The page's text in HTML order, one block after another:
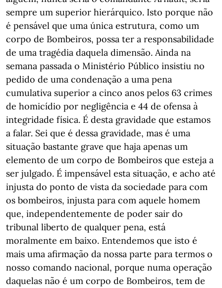
sempre um superior hierárquico. Isto porque não
é pensável que uma única estrutura, como um
corpo de Bombeiros, possa ter a responsabilidade
de uma tragédia daquela dimensão. Ainda na
semana passada o Ministério Público insistiu no
pedido de uma condenação a uma pena
cumulativa superior a cinco anos pelos 63 crimes
de homicídio por negligência e 44 de ofensa à
integridade física. É desta gravidade que estamos
a falar. Sei que é dessa gravidade, mas é uma
situação bastante grave que haja apenas um
elemento de um corpo de Bombeiros que esteja a
ser julgado. É impensável esta situação, e acho até
injusta do ponto de vista da sociedade para com
os bombeiros, injusta para com aquele homem
que, independentemente de poder sair do
tribunal liberto de qualquer pena, está
moralmente em baixo. Entendemos que isto é
mais uma afirmação da nossa parte para termos o
nosso comando nacional, porque numa operação
daquelas não é um corpo de Bombeiros, tem de